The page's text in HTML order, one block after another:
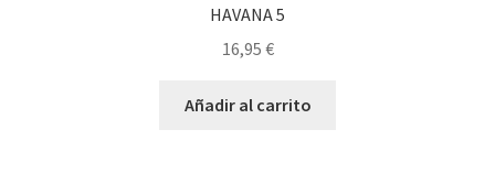
HAVANA 5
16,95 €
Añadir al carrito